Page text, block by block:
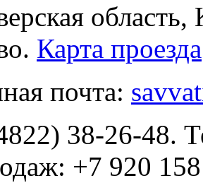
Карта проезда
почта:
38-26-48.
+7 920